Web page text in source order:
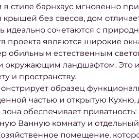
стиле барнхаус мгновенно
без свесов, дом
идеально сочетаются с
проекта являются широкие
обильным естественным
окружающим ландшафтом. Это
и пространству.
образец
частью и открытую
обеспечивает
Ванную комнату и
помещение,